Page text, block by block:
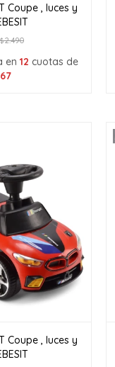
Coupe , luces y
$2.490
en 12 cuotas de
Coupe , luces y